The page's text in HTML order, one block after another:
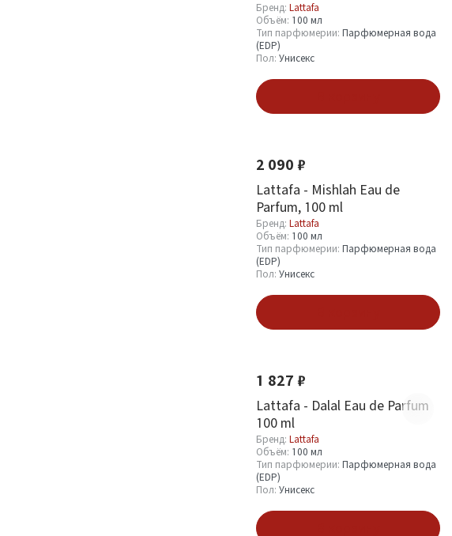
Бренд: Lattafa
Объём: 100 мл
Тип парфюмерии: Парфюмерная вода
(EDP)
Пол: Унисекс
2 090 ₽
Lattafa - Mishlah Eau de
Parfum, 100 ml
Бренд: Lattafa
Объём: 100 мл
Тип парфюмерии: Парфюмерная вода
(EDP)
Пол: Унисекс
1 827 ₽
Lattafa - Dalal Eau de Parfum
100 ml
Бренд: Lattafa
Объём: 100 мл
Тип парфюмерии: Парфюмерная вода
(EDP)
Пол: Унисекс